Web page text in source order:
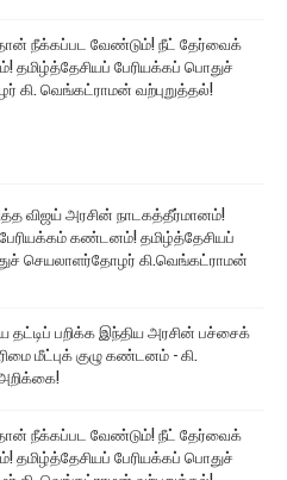
நீக்கப்பட வேண்டும்! நீட் தேர்வைக்
தமிழ்த்தேசியப் பேரியக்கப் பொதுச்
கி. வெங்கட்ராமன் வற்புறுத்தல்!
விஜய் அரசின் நாடகத்தீர்மானம்!
கண்டனம்! தமிழ்த்தேசியப்
செயலாளர்தோழர் கி.வெங்கட்ராமன்
தட்டிப் பறிக்க இந்திய அரசின் பச்சைக்
மீட்புக் குழு கண்டனம் - கி.
நீக்கப்பட வேண்டும்! நீட் தேர்வைக்
தமிழ்த்தேசியப் பேரியக்கப் பொதுச்